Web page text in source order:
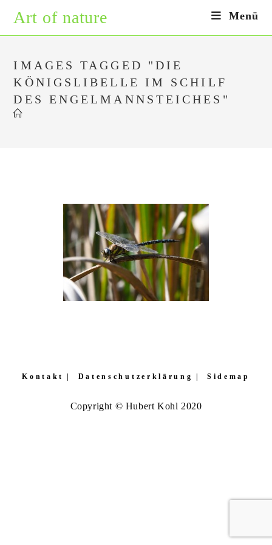
Inhalt
springen
Art of nature Menü
IMAGES TAGGED "DIE
KÖNIGSLIBELLE IM SCHILF
DES ENGELMANNSTEICHES"
Kontakt Datenschutzerklärung Sidemap
Copyright © Hubert Kohl 2020